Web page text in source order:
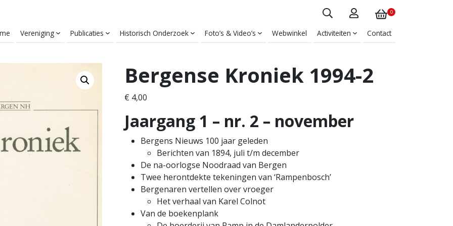
0
Vereniging Publicaties Historisch Onderzoek Foto’s & Video’s Webwinkel Activiteiten Contact
Bergense Kroniek 1994-2
€ 4,00
Jaargang 1 – nr. 2 – november
Bergens Nieuws 100 jaar geleden
Berichten van 1894, juli t/m december
De na-oorlogse Noodraad van Bergen
Twee herontdekte tekeningen van ‘Rampenbosch’
Bergenaren vertellen over vroeger
Het verhaal van Karel Colnot
Van de boekenplank